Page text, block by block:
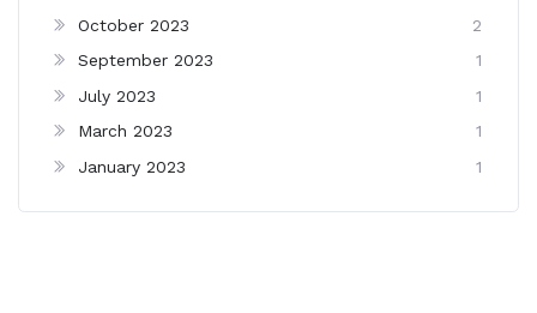
October 2023
2
September 2023
1
July 2023
1
March 2023
1
January 2023
1